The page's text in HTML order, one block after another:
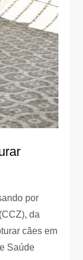
por
da
cães em
Saúde